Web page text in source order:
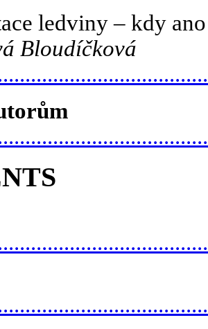
ledviny – kdy
Bloudíčková